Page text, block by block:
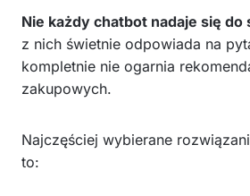
Nie każdy chatbot nadaje się do
z nich świetnie odpowiada na
kompletnie nie ogarnia
zakupowych.
Najczęściej wybierane
to: